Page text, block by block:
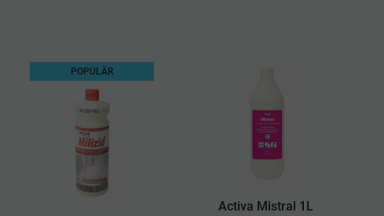
POPULÄR
Activa Mistral 1L